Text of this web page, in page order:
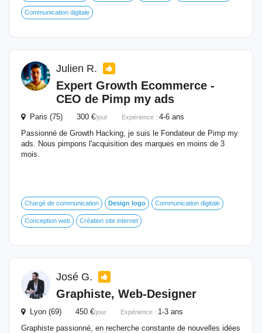
Communication digitale
Julien R.
Expert Growth Ecommerce -
CEO de Pimp my ads
Paris (75) 300 €/jour Expérience : 4-6 ans
Passionné de Growth Hacking, je suis le Fondateur de Pimp my
ads. Nous pimpons l'acquisition des marques en moins de 3
mois.
Chargé de communication Design logo Communication digitale
Conception web Création site internet
José G.
Graphiste, Web-Designer
Lyon (69) 450 €/jour Expérience : 1-3 ans
Graphiste passionné, en recherche constante de nouvelles idées